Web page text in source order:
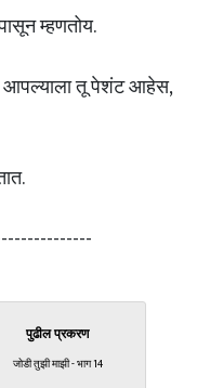
म्हणतोय.
आपल्याला तू पेशंट आहेस,
पुढील प्रकरण
जोडी तुझी माझी - भाग 14